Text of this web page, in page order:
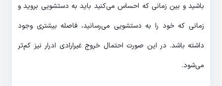
باشید و بین زمانی که احساس می‌کنید باید به دستشویی بروید و
زمانی که خود را به دستشویی می‌رسانید، فاصله بیشتری وجود
داشته باشد. در این صورت احتمال خروج غیرارادی ادرار نیز کم‌تر
می‌شود.